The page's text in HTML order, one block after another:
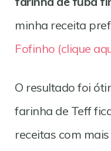
minha receita
Fofinho (clique
O resultado foi
farinha de Teff
receitas com